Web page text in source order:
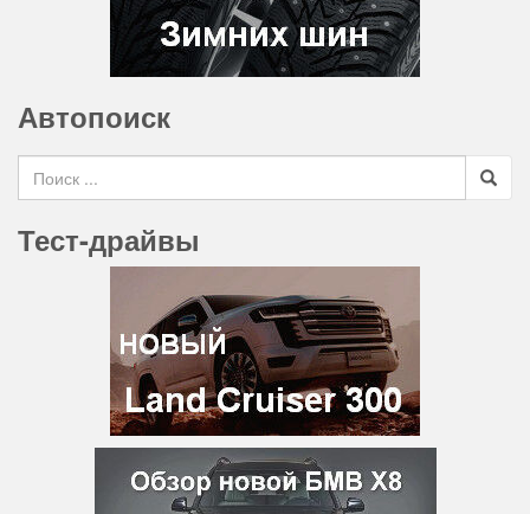
Автопоиск
Search for
Тест-драйвы